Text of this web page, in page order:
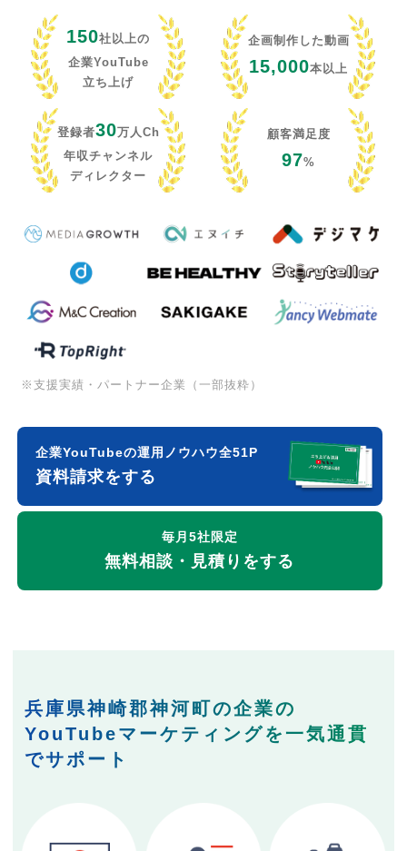
150社以上の
企業YouTube
立ち上げ
企画制作した動画
15,000本以上
登録者30万人Ch
年収チャンネル
ディレクター
顧客満足度
97%
※支援実績・パートナー企業（一部抜粋）
企業YouTubeの運用ノウハウ全51P
資料請求をする
毎月5社限定
無料相談・見積りをする
兵庫県神崎郡神河町の企業の
YouTubeマーケティングを一気通貫
でサポート